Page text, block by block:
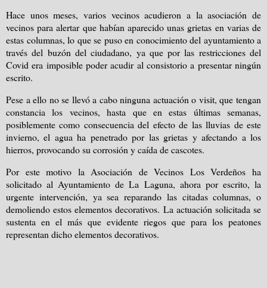
Hace unos meses, varios vecinos acudieron a la asociación de
vecinos para alertar que habían aparecido unas grietas en varias de
estas columnas, lo que se puso en conocimiento del ayuntamiento a
través del buzón del ciudadano, ya que por las restricciones del
Covid era imposible poder acudir al consistorio a presentar ningún
escrito.
Pese a ello no se llevó a cabo ninguna actuación o visit, que tengan
constancia los vecinos, hasta que en estas últimas semanas,
posiblemente como consecuencia del efecto de las lluvias de este
invierno, el agua ha penetrado por las grietas y afectando a los
hierros, provocando su corrosión y caída de cascotes.
Por este motivo la Asociación de Vecinos Los Verdeños ha
solicitado al Ayuntamiento de La Laguna, ahora por escrito, la
urgente intervención, ya sea reparando las citadas columnas, o
demoliendo estos elementos decorativos. La actuación solicitada se
sustenta en el más que evidente riegos que para los peatones
representan dicho elementos decorativos.